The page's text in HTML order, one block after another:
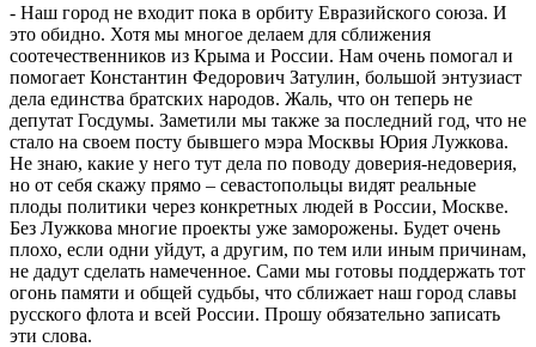
- Наш город не входит пока в орбиту Евразийского союза. И
это обидно. Хотя мы многое делаем для сближения
соотечественников из Крыма и России. Нам очень помогал и
помогает Константин Федорович Затулин, большой энтузиаст
дела единства братских народов. Жаль, что он теперь не
депутат Госдумы. Заметили мы также за последний год, что не
стало на своем посту бывшего мэра Москвы Юрия Лужкова.
Не знаю, какие у него тут дела по поводу доверия-недоверия,
но от себя скажу прямо – севастопольцы видят реальные
плоды политики через конкретных людей в России, Москве.
Без Лужкова многие проекты уже заморожены. Будет очень
плохо, если одни уйдут, а другим, по тем или иным причинам,
не дадут сделать намеченное. Сами мы готовы поддержать тот
огонь памяти и общей судьбы, что сближает наш город славы
русского флота и всей России. Прошу обязательно записать
эти слова.